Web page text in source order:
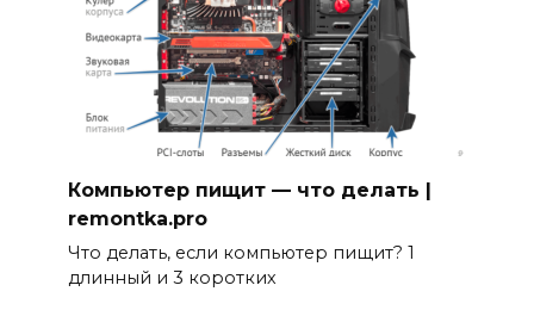
Компьютер пищит — что делать |
remontka.pro
Что делать, если компьютер пищит? 1
длинный и 3 коротких